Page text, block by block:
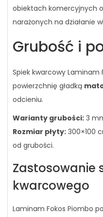
obiektach komercyjnych
narażonych na działanie
Grubość i
Spiek kwarcowy Laminam
powierzchnię gładką
odcieniu.
Warianty grubości: 3
Rozmiar płyty: 300×100
od grubości.
Zastosowanie
kwarcowego
Laminam Fokos Piombo